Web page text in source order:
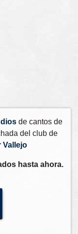
de cantos de
del club de
Vallejo
hasta ahora.